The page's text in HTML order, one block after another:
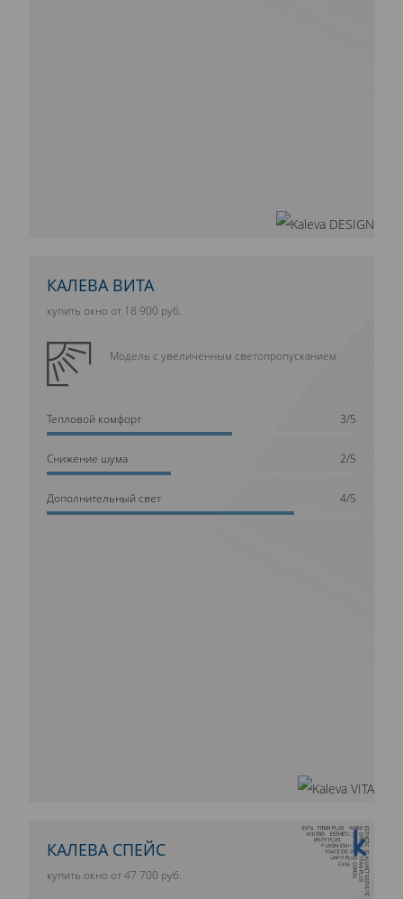
КАЛЕВА ВИТА
купить окно от 18 900 руб.
Модель с увеличенным светопропусканием
Тепловой комфорт 3/5
Cнижение шума 2/5
Дополнительный свет 4/5
10 ЛЕТ ГАРАНТИИ
КАЛЕВА СПЕЙС
купить окно от 47 700 руб.